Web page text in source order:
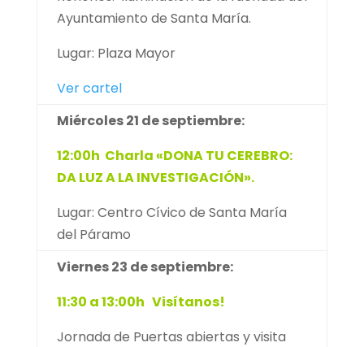
Ayuntamiento de Santa María.
Lugar: Plaza Mayor
Ver cartel
Miércoles 21 de septiembre:
12:00h Charla «DONA TU CEREBRO:
DA LUZ A LA INVESTIGACIÓN».
Lugar: Centro Cívico de Santa María
del Páramo
Viernes 23 de septiembre:
11:30 a 13:00h Visítanos!
Jornada de Puertas abiertas y visita